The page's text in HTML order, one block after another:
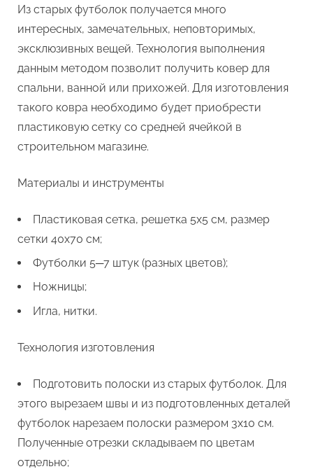
Из старых футболок получается много
интересных, замечательных, неповторимых,
эксклюзивных вещей. Технология выполнения
данным методом позволит получить ковер для
спальни, ванной или прихожей. Для изготовления
такого ковра необходимо будет приобрести
пластиковую сетку со средней ячейкой в
строительном магазине.
Материалы и инструменты
Пластиковая сетка, решетка 5х5 см, размер
сетки 40х70 см;
Футболки 5─7 штук (разных цветов);
Ножницы;
Игла, нитки.
Технология изготовления
Подготовить полоски из старых футболок. Для
этого вырезаем швы и из подготовленных деталей
футболок нарезаем полоски размером 3х10 см.
Полученные отрезки складываем по цветам
отдельно;